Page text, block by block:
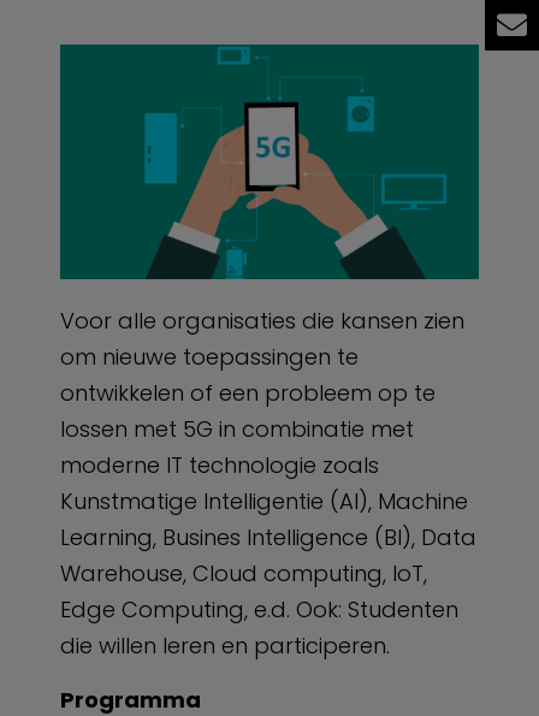
Voor alle organisaties die kansen zien
om nieuwe toepassingen te
ontwikkelen of een probleem op te
lossen met 5G in combinatie met
moderne IT technologie zoals
Kunstmatige Intelligentie (AI), Machine
Learning, Busines Intelligence (BI), Data
Warehouse, Cloud computing, IoT,
Edge Computing, e.d. Ook: Studenten
die willen leren en participeren.
Programma